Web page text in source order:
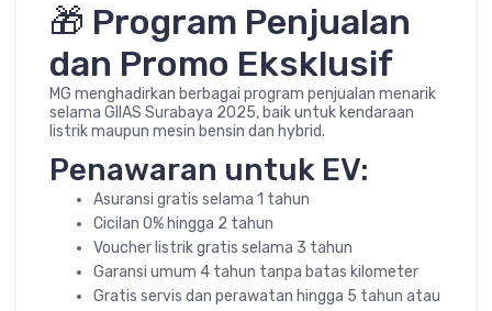
🎁 Program Penjualan
dan Promo Eksklusif
MG menghadirkan berbagai program penjualan menarik
selama GIIAS Surabaya 2025, baik untuk kendaraan
listrik maupun mesin bensin dan hybrid.
Penawaran untuk EV:
Asuransi gratis selama 1 tahun
Cicilan 0% hingga 2 tahun
Voucher listrik gratis selama 3 tahun
Garansi umum 4 tahun tanpa batas kilometer
Gratis servis dan perawatan hingga 5 tahun atau